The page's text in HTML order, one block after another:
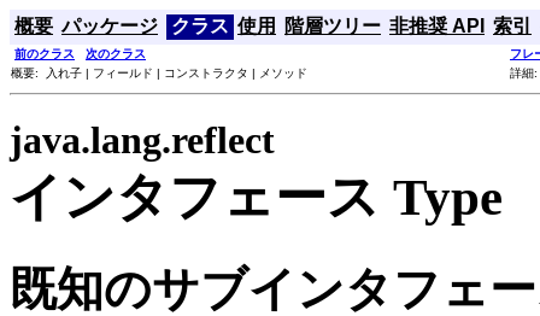
概要 パッケージ クラス 使用 階層ツリー 非推奨 API 索引
前のクラス 次のクラス
フレ
概要: 入れ子 | フィールド | コンストラクタ | メソッド
詳細
java.lang.reflect
インタフェース Type
既知のサブインタフェ